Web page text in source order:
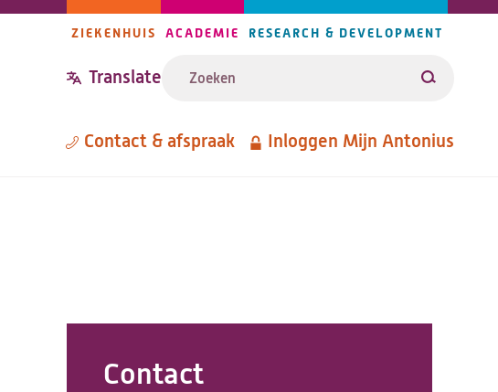
navigatie
ZIEKENHUIS ACADEMIE RESEARCH & DEVELOPMENT
Translate Zoeken
Metanavigatie
Contact & afspraak Inloggen Mijn Antonius
Contact